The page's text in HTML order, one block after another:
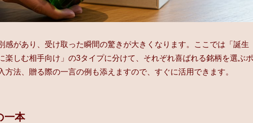
感があり、受け取った瞬間の驚きが大きくなります。ここでは「誕生
楽しむ相手向け」の3タイプに分けて、それぞれ喜ばれる銘柄を選ぶポ
法、贈る際の一言の例も添えますので、すぐに活用できます。
一本